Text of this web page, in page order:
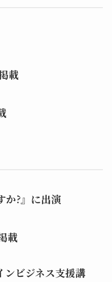
載
か?』に出演
載
ビジネス支援講